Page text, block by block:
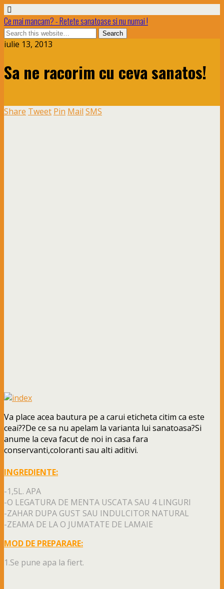
Ce mai mancam? - Retete sanatoase si nu numai !
iulie 13, 2013
Sa ne racorim cu ceva sanatos!
Share Tweet Pin Mail SMS
Va place acea bautura pe a carui eticheta citim ca este
ceai??De ce sa nu apelam la varianta lui sanatoasa?Si
anume la ceva facut de noi in casa fara
conservanti,coloranti sau alti aditivi.
INGREDIENTE:
-1,5L. APA
-O LEGATURA DE MENTA USCATA SAU 4 LINGURI
-ZAHAR DUPA GUST SAU INDULCITOR NATURAL
-ZEAMA DE LA O JUMATATE DE LAMAIE
MOD DE PREPARARE:
1.Se pune apa la fiert.